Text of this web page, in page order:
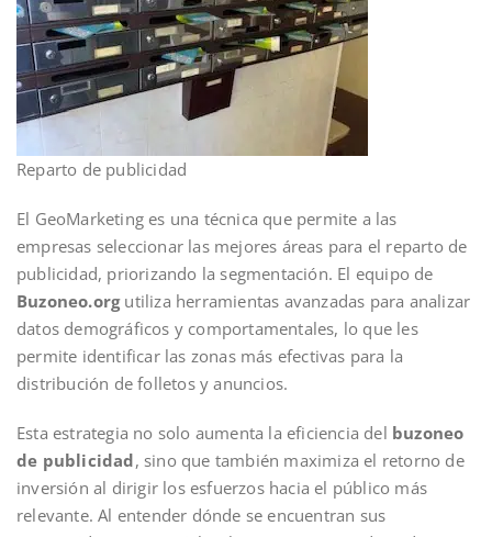
Reparto de publicidad
El GeoMarketing es una técnica que permite a las
empresas seleccionar las mejores áreas para el reparto de
publicidad, priorizando la segmentación. El equipo de
Buzoneo.orgutiliza herramientas avanzadas para analizar
datos demográficos y comportamentales, lo que les
permite identificar las zonas más efectivas para la
distribución de folletos y anuncios.
Esta estrategia no solo aumenta la eficiencia del buzoneo
de publicidad, sino que también maximiza el retorno de
inversión al dirigir los esfuerzos hacia el público más
relevante. Al entender dónde se encuentran sus